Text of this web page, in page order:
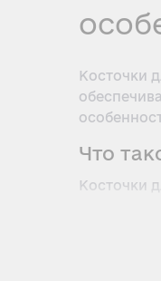
Косточки
Что
Косточки